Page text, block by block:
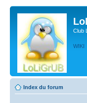
Club
WIKI
Index du forum